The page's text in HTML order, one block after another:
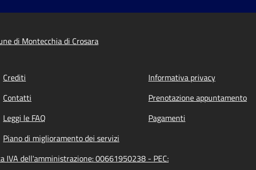
di Montecchia di Crosara
Crediti
Informativa privacy
Contatti
Prenotazione appuntamento
Leggi le FAQ
Pagamenti
Piano di miglioramento dei servizi
IVA dell'amministrazione: 00661950238 - PEC: